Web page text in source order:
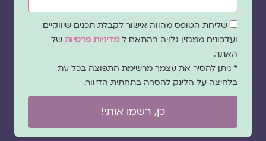
שדה
הסכמה
שליחת הטופס מהווה אישור לקבלת תכנים שיווקיים
ועדכונים ממגזין גלויה בהתאם ל מדיניות פרטיותשל
האתר.
* ניתן להסיר את עצמך מרשימת התפוצה בכל עת
בלחיצה על הלינק להסרה בתחתית הדיוור.
כן, רשמו אותי!